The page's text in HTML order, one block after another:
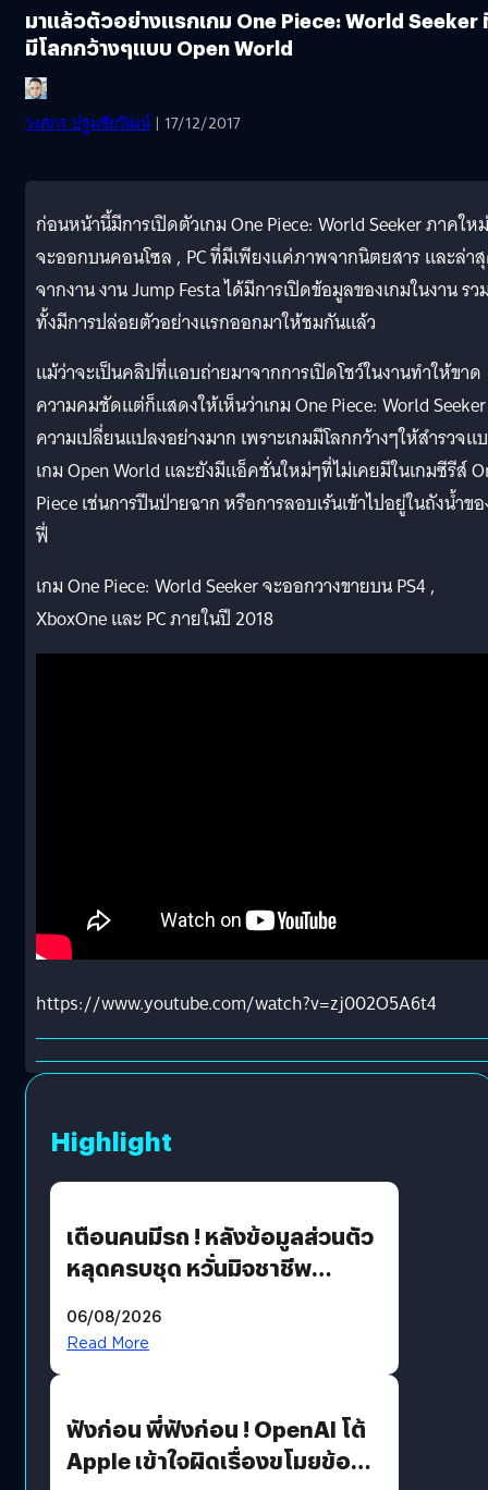
มาแล้วตัวอย่างแรกเกม One Piece: World Seeker
มีโลกกว้างๆแบบ Open World
วงศกร ปฐมชัยวัฒน์ | 17/12/2017
ก่อนหน้านี้มีการเปิดตัวเกม One Piece: World Seeker ภาคให
จะออกบนคอนโซล , PC ที่มีเพียงแค่ภาพจากนิตยสาร และล่า
จากงาน งาน Jump Festa ได้มีการเปิดข้อมูลของเกมในงาน รว
ทั้งมีการปล่อยตัวอย่างแรกออกมาให้ชมกันแล้ว
แม้ว่าจะเป็นคลิปที่แอบถ่ายมาจากการเปิดโชว์ในงานทำให้ขาด
ความคมชัดแต่ก็แสดงให้เห็นว่าเกม One Piece: World
ความเปลี่ยนแปลงอย่างมาก เพราะเกมมีโลกกว้างๆให้สำรวจแ
เกม Open World และยังมีแอ็คชั่นใหม่ๆที่ไม่เคยมีในเกมซีรีส์
Piece เช่นการปีนป่ายฉาก หรือการลอบเร้นเข้าไปอยู่ในถังน้ำข
ฟี่
เกม One Piece: World Seeker จะออกวางขายบน PS4 ,
XboxOne และ PC ภายในปี 2018
https://www.youtube.com/watch?v=zj002O5A6t4
Highlight
เตือนคนมีรถ ! หลังข้อมูลส่วนตัว
หลุดครบชุด หวั่นมิจชาชีพ
รหัสผ่านหลุด ไม่ใช่แฮ็กเกอร์
06/08/2026
Read More
ฟังก่อน พี่ฟังก่อน ! OpenAI โต้
Apple เข้าใจผิดเรื่องขโมยข้อมูล